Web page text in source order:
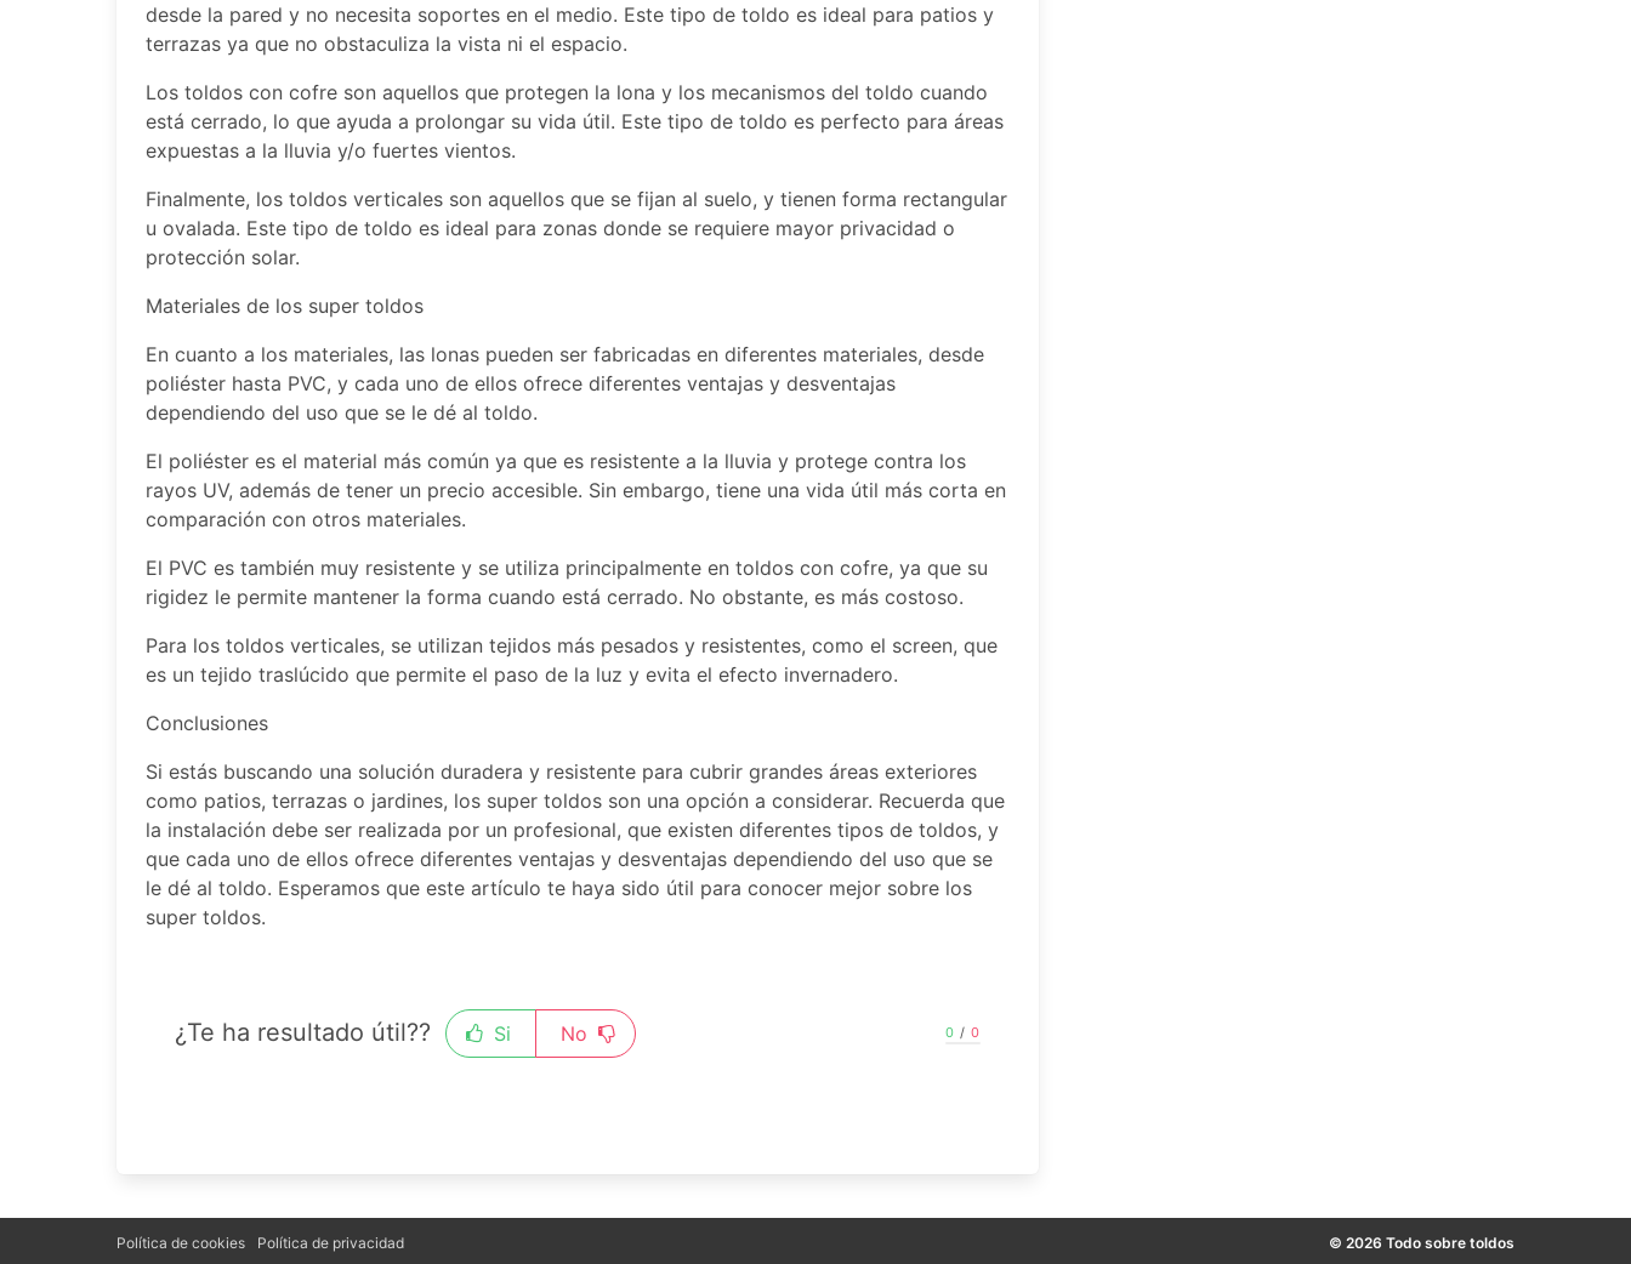
desde la pared y no necesita soportes en el medio. Este tipo de toldo es ideal para patios y
terrazas ya que no obstaculiza la vista ni el espacio.
Los toldos con cofre son aquellos que protegen la lona y los mecanismos del toldo cuando
está cerrado, lo que ayuda a prolongar su vida útil. Este tipo de toldo es perfecto para áreas
expuestas a la lluvia y/o fuertes vientos.
Finalmente, los toldos verticales son aquellos que se fijan al suelo, y tienen forma rectangular
u ovalada. Este tipo de toldo es ideal para zonas donde se requiere mayor privacidad o
protección solar.
Materiales de los super toldos
En cuanto a los materiales, las lonas pueden ser fabricadas en diferentes materiales, desde
poliéster hasta PVC, y cada uno de ellos ofrece diferentes ventajas y desventajas
dependiendo del uso que se le dé al toldo.
El poliéster es el material más común ya que es resistente a la lluvia y protege contra los
rayos UV, además de tener un precio accesible. Sin embargo, tiene una vida útil más corta en
comparación con otros materiales.
El PVC es también muy resistente y se utiliza principalmente en toldos con cofre, ya que su
rigidez le permite mantener la forma cuando está cerrado. No obstante, es más costoso.
Para los toldos verticales, se utilizan tejidos más pesados y resistentes, como el screen, que
es un tejido traslúcido que permite el paso de la luz y evita el efecto invernadero.
Conclusiones
Si estás buscando una solución duradera y resistente para cubrir grandes áreas exteriores
como patios, terrazas o jardines, los super toldos son una opción a considerar. Recuerda que
la instalación debe ser realizada por un profesional, que existen diferentes tipos de toldos, y
que cada uno de ellos ofrece diferentes ventajas y desventajas dependiendo del uso que se
le dé al toldo. Esperamos que este artículo te haya sido útil para conocer mejor sobre los
super toldos.
¿Te ha resultado útil?? Si No 0 / 0
Política de cookies Política de privacidad © 2026 Todo sobre toldos